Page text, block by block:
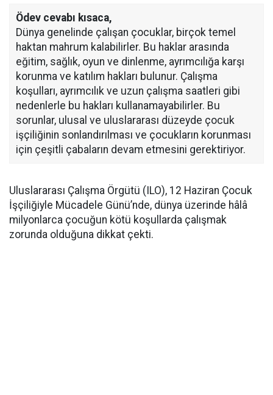
Ödev cevabı kısaca,
Dünya genelinde çalışan çocuklar, birçok temel
haktan mahrum kalabilirler. Bu haklar arasında
eğitim, sağlık, oyun ve dinlenme, ayrımcılığa karşı
korunma ve katılım hakları bulunur. Çalışma
koşulları, ayrımcılık ve uzun çalışma saatleri gibi
nedenlerle bu hakları kullanamayabilirler. Bu
sorunlar, ulusal ve uluslararası düzeyde çocuk
işçiliğinin sonlandırılması ve çocukların korunması
için çeşitli çabaların devam etmesini gerektiriyor.
Uluslararası Çalışma Örgütü (ILO), 12 Haziran Çocuk
İşçiliğiyle Mücadele Günü’nde, dünya üzerinde hâlâ
milyonlarca çocuğun kötü koşullarda çalışmak
zorunda olduğuna dikkat çekti.